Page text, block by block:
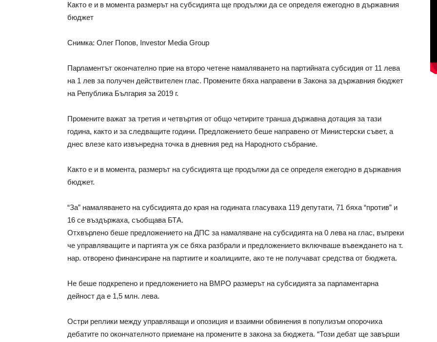
Както е и в момента размерът на субсидията ще продължи да се определя ежегодно в държавния
бюджет
Снимка: Олег Попов, Investor Media Group
Парламентът окончателно прие на второ четене намаляването на партийната субсидия от 11 лева
на 1 лев за получен действителен глас. Промените бяха направени в Закона за държавния бюджет
на Република България за 2019 г.
Промените важат за третия и четвъртия от общо четирите транша държавна дотация за тази
година, както и за следващите години. Предложението беше направено от Министерски съвет, а
днес влезе като извънредна точка в дневния ред на Народното събрание.
Както е и в момента, размерът на субсидията ще продължи да се определя ежегодно в държавния
бюджет.
“За” намаляването на субсидията до края на годината гласуваха 119 депутати, 71 бяха “против” и
16 се въздържаха, съобщава БТА.
Отхвърлено беше предложението на ДПС за намаляване на субсидията на 0 лева на глас, въпреки
че управляващите и партията уж се бяха разбрали и предложението включваше въвеждането на т.
нар. отворено финансиране на партиите и коалициите, ако те не получават средства от бюджета.
Не беше подкрепено и предложението на ВМРО размерът на субсидията за парламентарна
дейност да е 1,5 млн. лева.
Остри реплики между управляващи и опозиция и взаимни обвинения в популизъм опорочиха
дебатите по окончателното приемане на промените в закона за бюджета. “Този дебат ще завърши